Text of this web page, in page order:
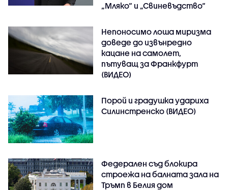
„Мляко“ и „Свиневъдство“
Непоносимо лоша миризма
доведе до извънредно
кацане на самолет,
пътуващ за Франкфурт
(ВИДЕО)
Порой и градушка удариха
Силинстренско (ВИДЕО)
Федерален съд блокира
строежа на балната зала на
Тръмп в Белия дом